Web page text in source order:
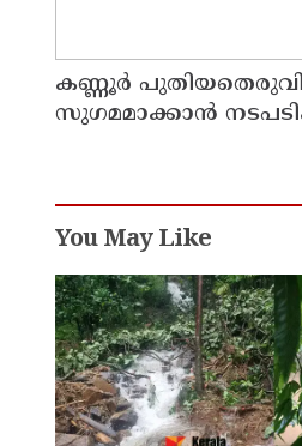
കണ്ണൂർ
സുഗമമാക്കാന്‍
You May Like